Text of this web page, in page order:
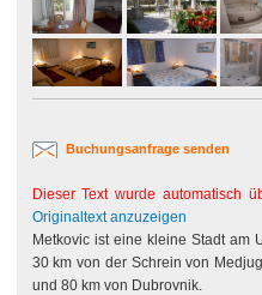
Buchungsanfrage senden
Dieser Text wurde automatisch
Originaltext anzuzeigen
Metkovic ist eine kleine Stadt am
30 km von der Schrein von
und 80 km von Dubrovnik.